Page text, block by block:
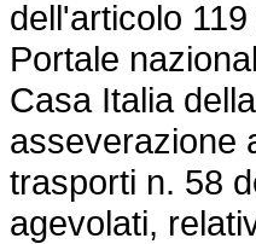
dell'articolo
Portale
Casa Italia
asseverazione
trasporti n. 58
agevolati,